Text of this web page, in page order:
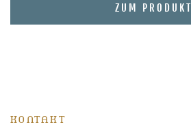
ZUM PRODUKT
KONTAKT